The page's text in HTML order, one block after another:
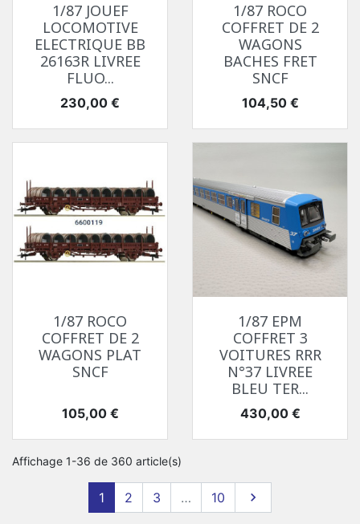
1/87 JOUEF
LOCOMOTIVE
ELECTRIQUE BB
26163R LIVREE
FLUO...
Prix
230,00 €
1/87 ROCO
COFFRET DE 2
WAGONS
BACHES FRET
SNCF
Prix
104,50 €
1/87 ROCO
COFFRET DE 2
WAGONS PLAT
SNCF
Prix
105,00 €
1/87 EPM
COFFRET 3
VOITURES RRR
N°37 LIVREE
BLEU TER...
Prix
430,00 €
Affichage 1-36 de 360 article(s)
1 2 3 … 10 Suivant
